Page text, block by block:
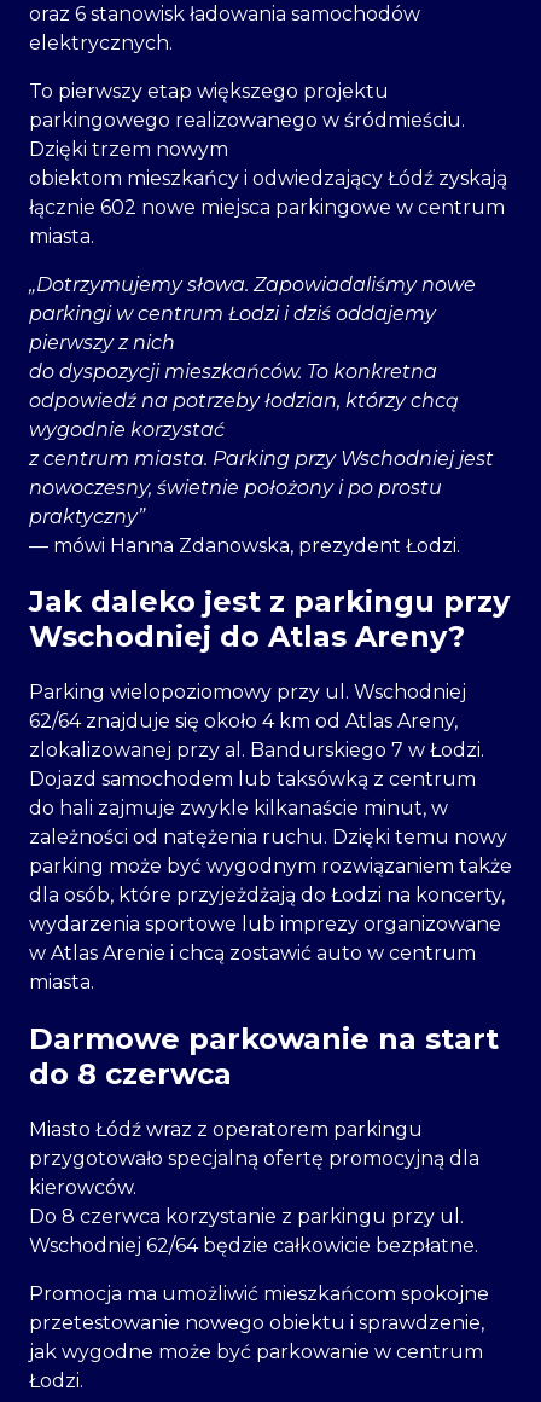
oraz 6 stanowisk ładowania samochodów
elektrycznych.
To pierwszy etap większego projektu
parkingowego realizowanego w śródmieściu.
Dzięki trzem nowym
obiektom mieszkańcy i odwiedzający Łódź zyskają
łącznie 602 nowe miejsca parkingowe w centrum
miasta.
„Dotrzymujemy słowa. Zapowiadaliśmy nowe
parkingi w centrum Łodzi i dziś oddajemy
pierwszy z nich
do dyspozycji mieszkańców. To konkretna
odpowiedź na potrzeby łodzian, którzy chcą
wygodnie korzystać
z centrum miasta. Parking przy Wschodniej jest
nowoczesny, świetnie położony i po prostu
praktyczny”
— mówi Hanna Zdanowska, prezydent Łodzi.
Jak daleko jest z parkingu przy
Wschodniej do Atlas Areny?
Parking wielopoziomowy przy ul. Wschodniej
62/64 znajduje się około 4 km od Atlas Areny,
zlokalizowanej przy al. Bandurskiego 7 w Łodzi.
Dojazd samochodem lub taksówką z centrum
do hali zajmuje zwykle kilkanaście minut, w
zależności od natężenia ruchu. Dzięki temu nowy
parking może być wygodnym rozwiązaniem także
dla osób, które przyjeżdżają do Łodzi na koncerty,
wydarzenia sportowe lub imprezy organizowane
w Atlas Arenie i chcą zostawić auto w centrum
miasta.
Darmowe parkowanie na start
do 8 czerwca
Miasto Łódź wraz z operatorem parkingu
przygotowało specjalną ofertę promocyjną dla
kierowców.
Do 8 czerwca korzystanie z parkingu przy ul.
Wschodniej 62/64 będzie całkowicie bezpłatne.
Promocja ma umożliwić mieszkańcom spokojne
przetestowanie nowego obiektu i sprawdzenie,
jak wygodne może być parkowanie w centrum
Łodzi.